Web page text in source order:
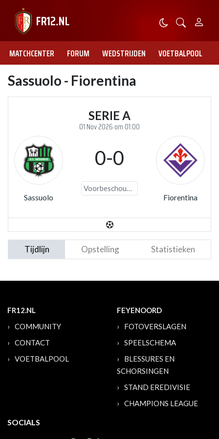
MATCHCENTER FORUM WEDSTRIJDEN VOETBALPOOL
Sassuolo - Fiorentina
SERIE A
01 Nov 2026 om 01:00
Sassuolo
0-0
Voorbeschouwing
Fiorentina
Tijdlijn Opstelling Statistieken
FR12.NL
COMMUNITY
CONTACT
VOETBALPOOL
FEYENOORD
FOTOVERSLAGEN
SPEELSCHEMA
BLESSURES EN
SCHORSINGEN
STAND EREDIVISIE
CHAMPIONS LEAGUE
SOCIALS